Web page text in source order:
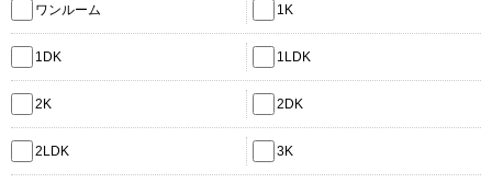
ワンルーム 1K
1DK 1LDK
2K 2DK
2LDK 3K